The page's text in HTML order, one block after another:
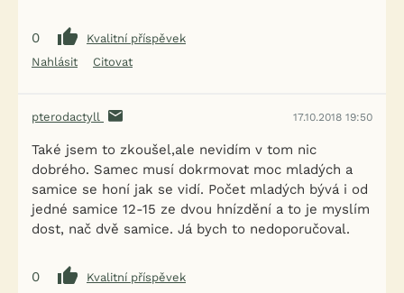
0
Kvalitní příspěvek
Nahlásit
Citovat
pterodactyll 17.10.2018 19:50
Také jsem to zkoušel,ale nevidím v tom nic
dobrého. Samec musí dokrmovat moc mladých a
samice se honí jak se vidí. Počet mladých bývá i od
jedné samice 12-15 ze dvou hnízdění a to je myslím
dost, nač dvě samice. Já bych to nedoporučoval.
0
Kvalitní příspěvek